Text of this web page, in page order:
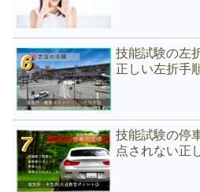
技能試験の左
正しい左折手
技能試験の停
点されない正